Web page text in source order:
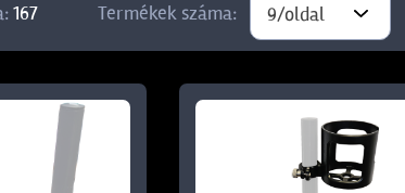
167 Termékek száma: 9/oldal